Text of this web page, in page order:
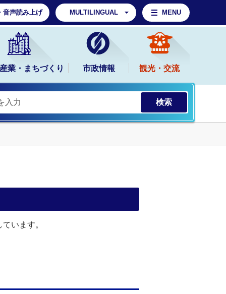
音声読み上げ MULTILINGUAL MENU
業・まちづくり 市政情報 観光・交流
います。